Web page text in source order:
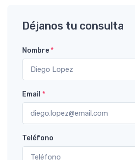
Déjanos tu consulta
Nombre*
Email *
Teléfono